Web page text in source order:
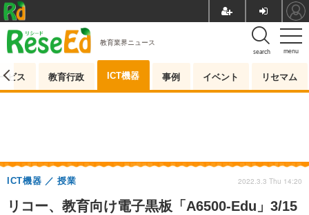
menu
search
教育業界ニュース
ビス 教育行政 ICT機器 事例 イベント リセマム
リコー、教育向け電子黒板「A6500-Edu」3/15
ICT機器 授業 2022.3.3 Thu 14:20